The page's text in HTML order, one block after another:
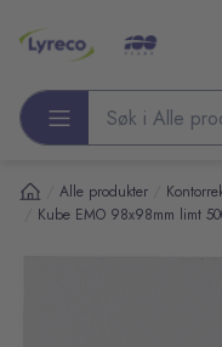
Søk etter produkter
Alle produkter
Kube EMO 98x98mm limt